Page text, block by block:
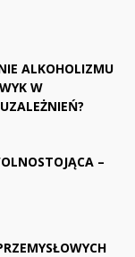
ALKOHOLIZMU
W
–